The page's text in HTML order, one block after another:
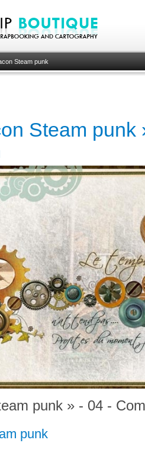
Steam punk
Steam punk
punk » - 04 -
punk